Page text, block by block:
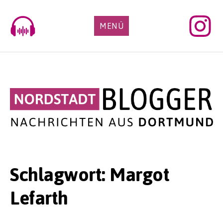
content
MENÜ
Schlagwort: Margot
Lefarth